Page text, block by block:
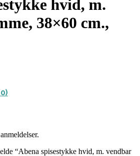
hvid, m.
38×60 cm.,
“Abena spisestykke hvid, m. vendbar